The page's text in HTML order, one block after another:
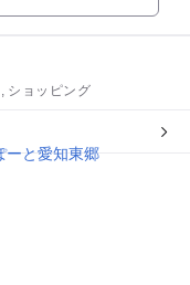
, ショッピング